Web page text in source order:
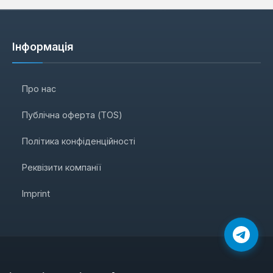
Інформація
Про нас
Публічна оферта (TOS)
Політика конфіденційності
Реквізити компанії
Imprint